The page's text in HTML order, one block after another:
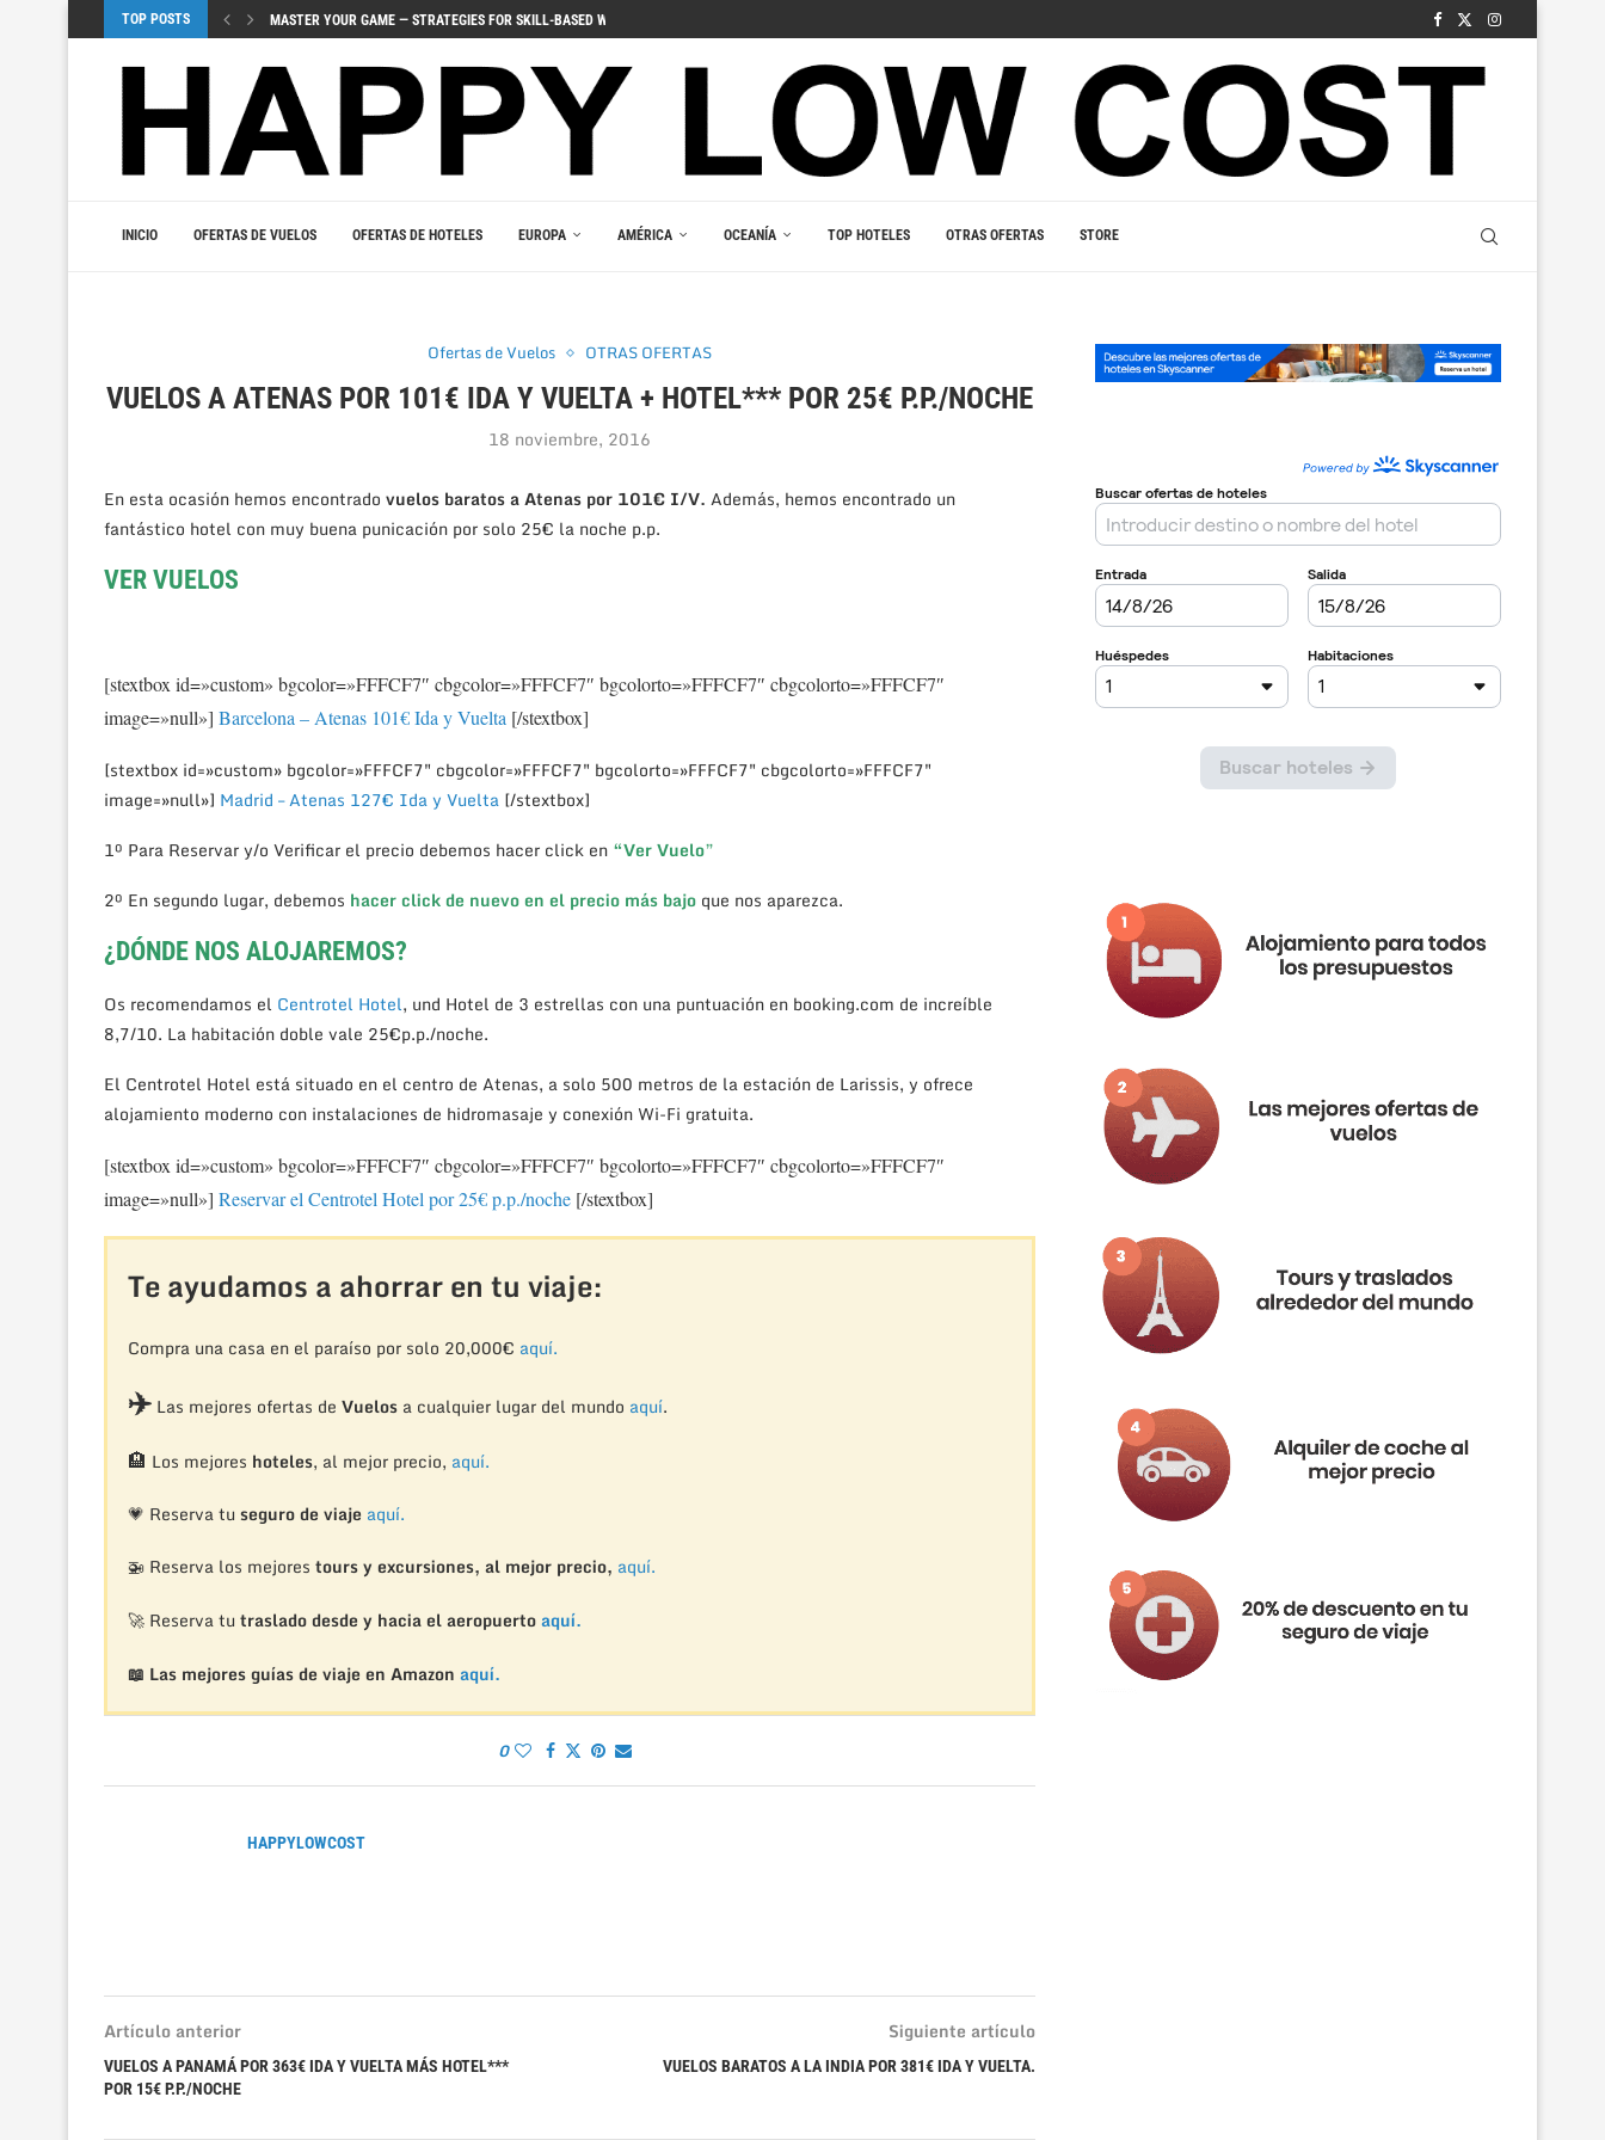
TOP POSTS
ЗНАЧЕНИЕ ВИЗУАЛОВ И ЗВУЧАНИЯ ДЛЯ ПОГРУЖЕНИЯ В ИГРОВОЙ...
INICIO OFERTAS DE VUELOS OFERTAS DE HOTELES EUROPA AMÉRICA OCEANÍA TOP HOTELES OTRAS OFERTAS STORE
Ofertas de Vuelos OTRAS OFERTAS
VUELOS A ATENAS POR 101€ IDA Y VUELTA + HOTEL*** POR 25€ P.P./NOCHE
18 noviembre, 2016
En esta ocasión hemos encontrado vuelos baratos a Atenas por 101€ I/V. Además, hemos encontrado un
fantástico hotel con muy buena punicación por solo 25€ la noche p.p.
VER VUELOS
[stextbox id=»custom» bgcolor=»FFFCF7″ cbgcolor=»FFFCF7″ bgcolorto=»FFFCF7″ cbgcolorto=»FFFCF7″
image=»null»] Barcelona – Atenas 101€ Ida y Vuelta [/stextbox]
[stextbox id=»custom» bgcolor=»FFFCF7″ cbgcolor=»FFFCF7″ bgcolorto=»FFFCF7″ cbgcolorto=»FFFCF7″
image=»null»] Madrid – Atenas 127€ Ida y Vuelta [/stextbox]
1º Para Reservar y/o Verificar el precio debemos hacer click en “Ver Vuelo”
2º En segundo lugar, debemos hacer click de nuevo en el precio más bajo que nos aparezca.
¿DÓNDE NOS ALOJAREMOS?
Os recomendamos el Centrotel Hotel, und Hotel de 3 estrellas con una puntuación en booking.com de increíble
8,7/10. La habitación doble vale 25€p.p./noche.
El Centrotel Hotel está situado en el centro de Atenas, a solo 500 metros de la estación de Larissis, y ofrece
alojamiento moderno con instalaciones de hidromasaje y conexión Wi-Fi gratuita.
[stextbox id=»custom» bgcolor=»FFFCF7″ cbgcolor=»FFFCF7″ bgcolorto=»FFFCF7″ cbgcolorto=»FFFCF7″
image=»null»] Reservar el Centrotel Hotel por 25€ p.p./noche [/stextbox]
Te ayudamos a ahorrar en tu viaje:
Compra una casa en el paraíso por solo 20,000€ aquí.
✈️Las mejores ofertas de Vuelosa cualquier lugar del mundo aquí.
🏨 Los mejores hoteles, al mejor precio, aquí.
💗 Reserva tu seguro de viaje aquí.
🚁 Reserva los mejores tours y excursiones, al mejor precio, aquí.
🚀 Reserva tu traslado desde y hacia el aeropuertoaquí.
📖 Las mejores guías de viaje en Amazon aquí.
0
HAPPYLOWCOST
Artículo anterior
VUELOS A PANAMÁ POR 363€ IDA Y VUELTA MÁS HOTEL***
POR 15€ P.P./NOCHE
Siguiente artículo
VUELOS BARATOS A LA INDIA POR 381€ IDA Y VUELTA.